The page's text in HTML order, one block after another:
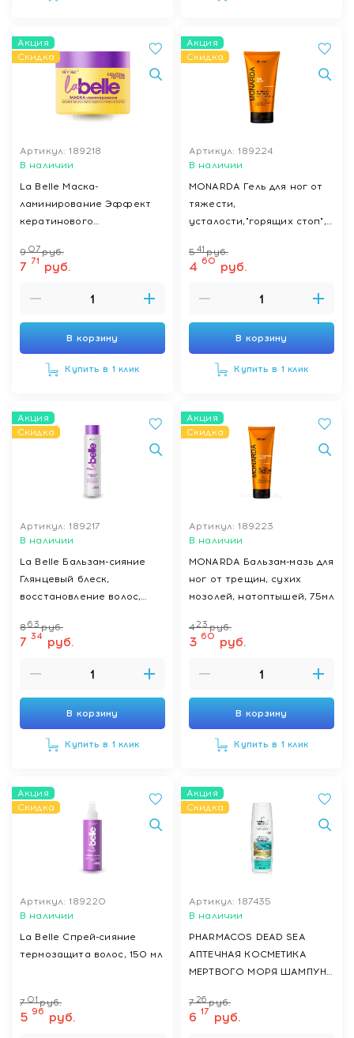
Акция
Скидка
Артикул: 189218
В наличии
La Belle Маска-
ламинирование Эффект
кератинового
300 мл
9 07руб.
7 71 руб.
В корзину
Купить в 1 клик
Акция
Скидка
Артикул: 189224
В наличии
MONARDA Гель для ног от
тяжести,
усталости,"горящих стоп",
541 руб.
4 60 руб.
В корзину
Купить в 1 клик
Акция
Скидка
Артикул: 189217
В наличии
La Belle Бальзам-сияние
Глянцевый блеск,
восстановление волос,
863 руб.
7 34 руб.
В корзину
Купить в 1 клик
Акция
Скидка
Артикул: 189223
В наличии
MONARDA Бальзам-мазь для
ног от трещин, сухих
мозолей, натоптышей, 75мл
423 руб.
3 60 руб.
В корзину
Купить в 1 клик
Акция
Скидка
Артикул: 189220
В наличии
La Belle Спрей-сияние
термозащита волос, 150 мл
7 01 руб.
5 96 руб.
Акция
Скидка
Артикул: 187435
В наличии
PHARMACOS DEAD SEA
АПТЕЧНАЯ КОСМЕТИКА
МЕРТВОГО МОРЯ ШАМПУНЬ
выпадения волос, против
перхоти, 400 мл
726 руб.
6 17 руб.